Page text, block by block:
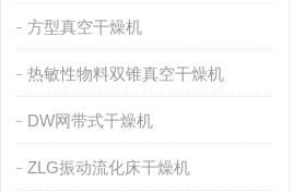
方型真空干燥机
热敏性物料双锥真空干燥机
DW网带式干燥机
ZLG振动流化床干燥机